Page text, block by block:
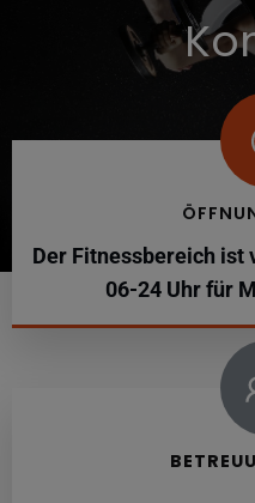
Der Fitnessbereich ist
06-24 Uhr für